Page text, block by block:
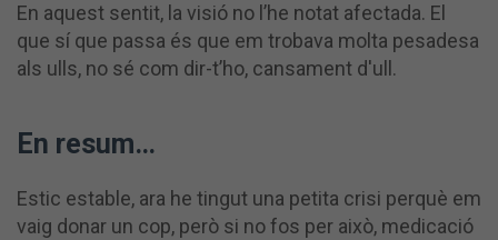
En aquest sentit, la visió no l’he notat afectada. El
que sí que passa és que em trobava molta pesadesa
als ulls, no sé com dir-t’ho, cansament d'ull.
En resum…
Estic estable, ara he tingut una petita crisi perquè em
vaig donar un cop, però si no fos per això, medicació